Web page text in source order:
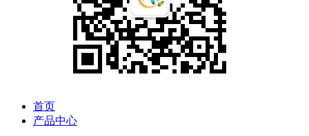
首页
产品中心